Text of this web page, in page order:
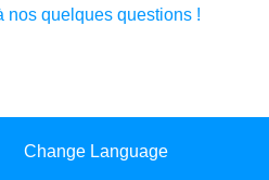
nos quelques questions !
Change Language